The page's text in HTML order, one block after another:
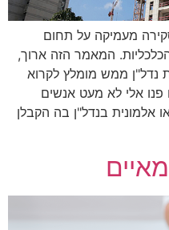
מעמיקה על תחום
המאמר הזה ארוך,
נדל"ן ממש מומלץ לקרוא
אלי לא מעט אנשים
אלמונית בנדל"ן בה הקבלן